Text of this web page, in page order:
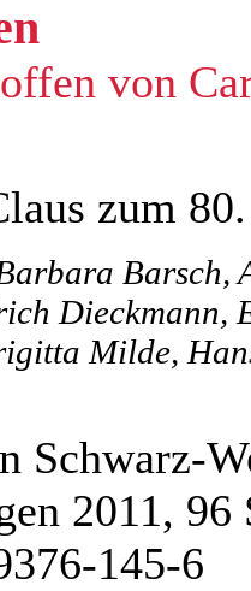
von
zum
Barsch,
Dieckmann,
Milde,
Schwarz-
2011, 96
145-6